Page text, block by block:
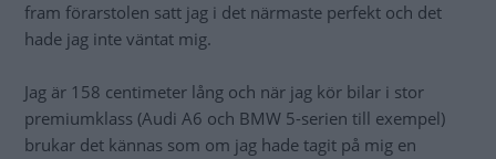
fram förarstolen satt jag i det närmaste perfekt och det
hade jag inte väntat mig.
Jag är 158 centimeter lång och när jag kör bilar i stor
premiumklass (Audi A6 och BMW 5-serien till exempel)
brukar det kännas som om jag hade tagit på mig en